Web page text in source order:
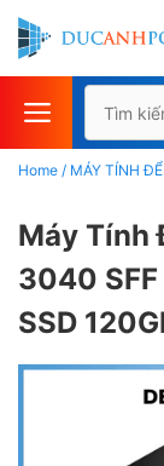
Chuyển
đến
nội
dung
Tìm
kiếm
cho:
Home / MÁY TÍNH
Máy Tính
3040
SSD